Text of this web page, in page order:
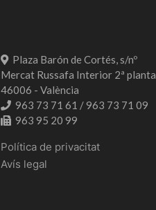
Plaza Barón de Cortés, s/nº
Mercat Russafa Interior 2ª planta
46006 - València
963 73 71 61 / 963 73 71 09
963 95 20 99
Política de privacitat
Avís legal